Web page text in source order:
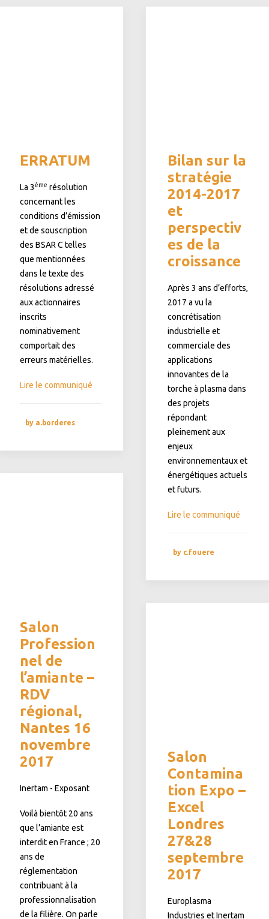
ERRATUM
La 3ème résolution
concernant les
conditions d’émission
et de souscription
des BSAR C telles
que mentionnées
dans le texte des
résolutions adressé
aux actionnaires
inscrits
nominativement
comportait des
erreurs matérielles.
Lire le communiqué
by a.borderes
Bilan sur la
stratégie
2014-2017
et
perspectiv
es de la
croissance
Après 3 ans d’efforts,
2017 a vu la
concrétisation
industrielle et
commerciale des
applications
innovantes de la
torche à plasma dans
des projets
répondant
pleinement aux
enjeux
environnementaux et
énergétiques actuels
et futurs.
Lire le communiqué
by c.fouere
Salon
Profession
nel de
l’amiante –
RDV
régional,
Nantes 16
novembre
2017
Inertam - Exposant
Voilà bientôt 20 ans
que l’amiante est
interdit en France ; 20
ans de
réglementation
contribuant à la
professionnalisation
de la filière. On parle
Salon
Contamina
tion Expo –
Excel
Londres
27&28
septembre
2017
Europlasma
Industries et Inertam